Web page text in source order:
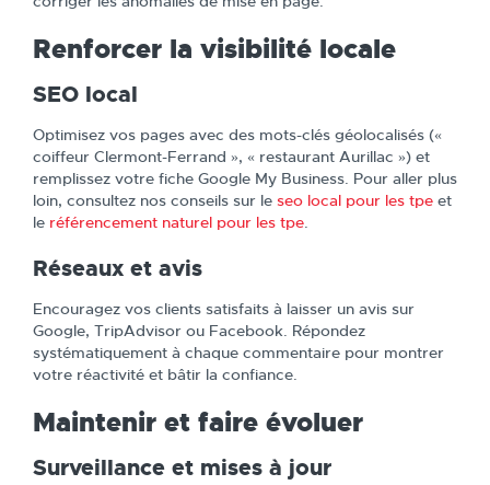
Renforcer la visibilité locale
SEO local
Optimisez vos pages avec des mots-clés géolocalisés («
coiffeur Clermont-Ferrand », « restaurant Aurillac ») et
remplissez votre fiche Google My Business. Pour aller plus
loin, consultez nos conseils sur le seo local pour les tpe et
le référencement naturel pour les tpe.
Réseaux et avis
Encouragez vos clients satisfaits à laisser un avis sur
Google, TripAdvisor ou Facebook. Répondez
systématiquement à chaque commentaire pour montrer
votre réactivité et bâtir la confiance.
Maintenir et faire évoluer
Surveillance et mises à jour